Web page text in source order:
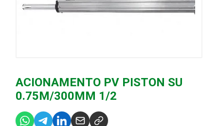
ACIONAMENTO PV PISTON SU
0.75M/300MM 1/2